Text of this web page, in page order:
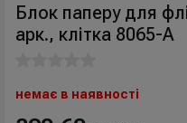
Блок паперу для
арк., клітка 8065-A
немає в наявності